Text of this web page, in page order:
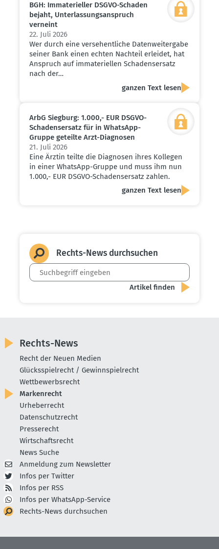
BGH: Immate­ri­eller DSGVO-Schaden
bejaht, Unter­las­sungs­an­spruch
verneint
22. Juli 2026
Wer durch eine versehentliche Datenweitergabe
seiner Bank einen echten Nachteil erleidet, hat
Anspruch auf immateriellen Schadensersatz
nach der…
ganzen Text lesen
ArbG Siegburg: 1.000,- EUR DSGVO-
Schadens­ersatz für in WhatsApp-
Gruppe geteilte Arzt-Diagnosen
21. Juli 2026
Eine Ärztin teilte die Diagnosen ihres Kollegen
in einer WhatsApp-Gruppe und muss ihm nun
1.000,- EUR DSGVO-Schadensersatz zahlen.
ganzen Text lesen
Rechts-News durch­suchen
Rechts-News
Recht der Neuen Medien
Glücksspielrecht / Gewinnspielrecht
Wettbewerbsrecht
Markenrecht
Urheberrecht
Datenschutzrecht
Presserecht
Wirtschaftsrecht
News Suche
Anmeldung zum Newsletter
Infos per Twitter
Infos per RSS
Infos per WhatsApp-Service
Rechts-News durchsuchen